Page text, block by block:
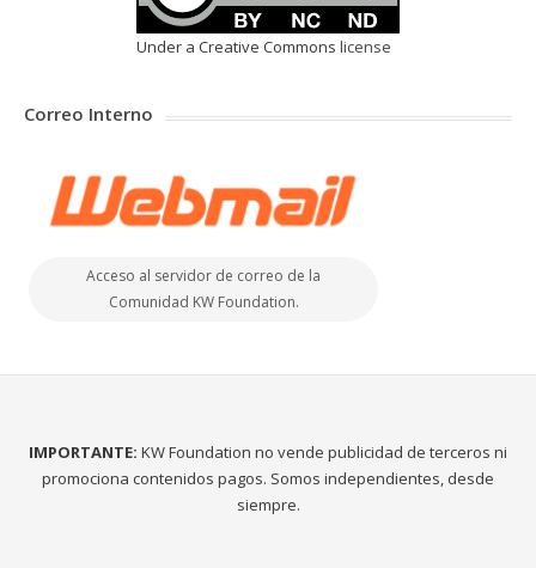
Under a Creative Commons license
Correo Interno
Acceso al servidor de correo de la
Comunidad KW Foundation.
IMPORTANTE: KW Foundation no vende publicidad de terceros ni
promociona contenidos pagos. Somos independientes, desde
siempre.